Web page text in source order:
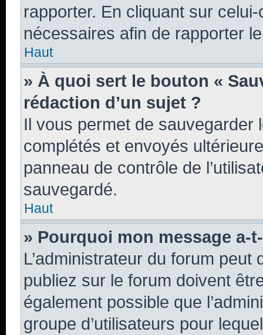
rapporter. En cliquant sur
nécessaires afin de rapporter
Haut
» À quoi sert le bouton «
rédaction d’un sujet ?
Il vous permet de sauvegarder
complétés et envoyés
panneau de contrôle de
sauvegardé.
Haut
» Pourquoi mon message a-
L’administrateur du forum
publiez sur le forum doivent
également possible que
groupe d’utilisateurs pour